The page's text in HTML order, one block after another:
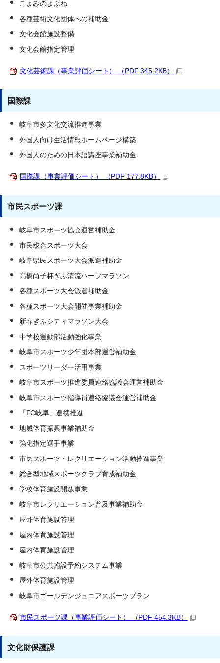
こよみのよぶね
各種芸術文化団体への補助金
文化会館施設整備
文化会館指定管理
文化芸術課（事業評価シート） （PDF 345.2KB）
国際課
岐阜市多文化交流推進事業
外国人向け生活情報ホームページ構築
外国人のための日本語講座事業補助金
国際課（事業評価シート） （PDF 177.8KB）
市民スポーツ課
岐阜市スポーツ協会運営補助金
市民総合スポーツ大会
岐阜県民スポーツ大会派遣補助金
高橋尚子杯ぎふ清流ハーフマラソン
各種スポーツ大会派遣補助金
各種スポーツ大会開催事業補助金
新春ぎふシティマラソン大会
中学校運動部活動強化事業
岐阜市スポーツ少年団本部運営補助金
スポーツリーダー活用事業
岐阜市スポーツ推進委員連絡協議会運営補助金
岐阜市スポーツ指導員連絡協議会運営補助金
「FC岐阜」連携推進
地域体育振興事業補助金
強化指定選手事業
市民スポーツ・レクリエーション活動推進事業
総合型地域スポーツクラブ育成補助金
学校体育施設開放事業
岐阜市レクリエーション普及事業補助金
屋外体育施設管理
屋内体育施設管理
屋内体育施設管理
岐阜市公共施設予約システム事業
屋外体育施設管理
岐阜市ゴールデンジュニアスポーツプラン
市民スポーツ課（事業評価シート） （PDF 454.3KB）
文化財保護課